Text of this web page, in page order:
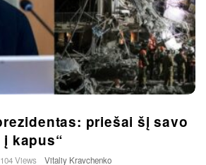
priešai šį savo
kapus“
104 Views Vitaliy Kravchenko